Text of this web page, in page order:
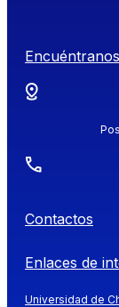
Contactos
Enlaces de
Universidad de